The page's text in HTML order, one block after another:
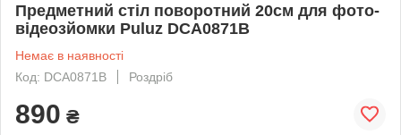
Предметний стіл поворотний 20см для фото-
відеозйомки Puluz DCA0871B
Немає в наявності
Код: DCA0871B
Роздріб
890 ₴